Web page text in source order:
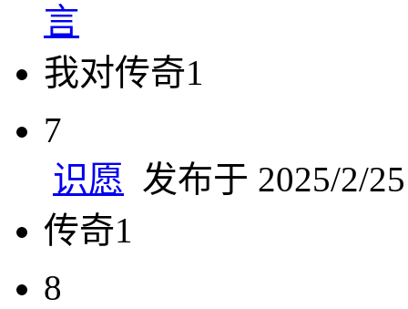
言
我对传奇1
7
识愿 发布于 2025/2/
传奇1
8